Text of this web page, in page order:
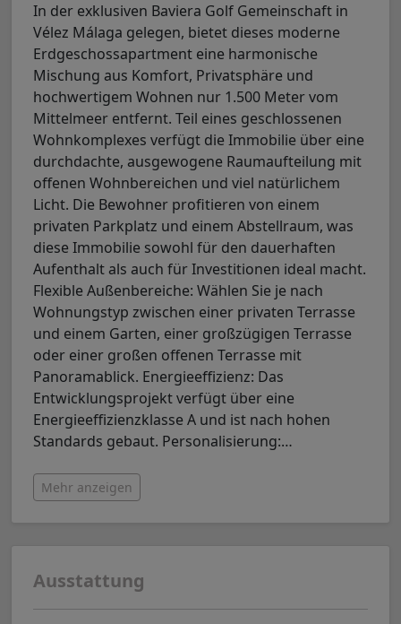
In der exklusiven Baviera Golf Gemeinschaft in
Vélez Málaga gelegen, bietet dieses moderne
Erdgeschossapartment eine harmonische
Mischung aus Komfort, Privatsphäre und
hochwertigem Wohnen nur 1.500 Meter vom
Mittelmeer entfernt. Teil eines geschlossenen
Wohnkomplexes verfügt die Immobilie über eine
durchdachte, ausgewogene Raumaufteilung mit
offenen Wohnbereichen und viel natürlichem
Licht. Die Bewohner profitieren von einem
privaten Parkplatz und einem Abstellraum, was
diese Immobilie sowohl für den dauerhaften
Aufenthalt als auch für Investitionen ideal macht.
Flexible Außenbereiche: Wählen Sie je nach
Wohnungstyp zwischen einer privaten Terrasse
und einem Garten, einer großzügigen Terrasse
oder einer großen offenen Terrasse mit
Panoramablick. Energieeffizienz: Das
Entwicklungsprojekt verfügt über eine
Energieeffizienzklasse A und ist nach hohen
Standards gebaut. Personalisierung:…
Mehr anzeigen
Ausstattung